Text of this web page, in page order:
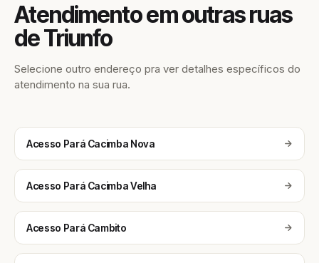
Atendimento em outras ruas
de Triunfo
Selecione outro endereço pra ver detalhes específicos do
atendimento na sua rua.
Acesso Pará Cacimba Nova
Acesso Pará Cacimba Velha
Acesso Pará Cambito